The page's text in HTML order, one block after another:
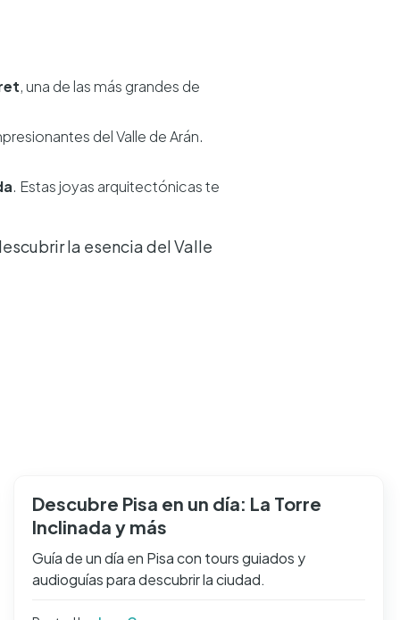
, una de las más grandes de
del Valle de Arán.
. Estas joyas arquitectónicas te
la esencia del Valle
Descubre Pisa en un día: La Torre
Inclinada y más
Guía de un día en Pisa con tours guiados y
audioguías para descubrir la ciudad.